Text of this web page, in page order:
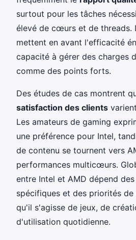
surtout pour les tâches
élevé de cœurs et de threads.
mettent en avant l'efficacité
capacité à gérer des charges
comme des points forts.
Des études de cas montrent
satisfaction des clients
Les amateurs de gaming
une préférence pour Intel,
de contenu se tournent vers
performances multicœurs.
entre Intel et AMD dépend
spécifiques et des priorités de
qu'il s'agisse de jeux, de
d'utilisation quotidienne.